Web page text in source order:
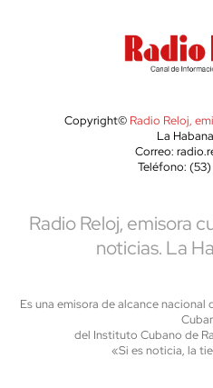
Copyright© Radio Reloj,
La
Correo:
Teléfono:
Radio Reloj, emisora
noticias. La
Es una emisora de alcance
del Instituto Cubano de
«Si es noticia, la